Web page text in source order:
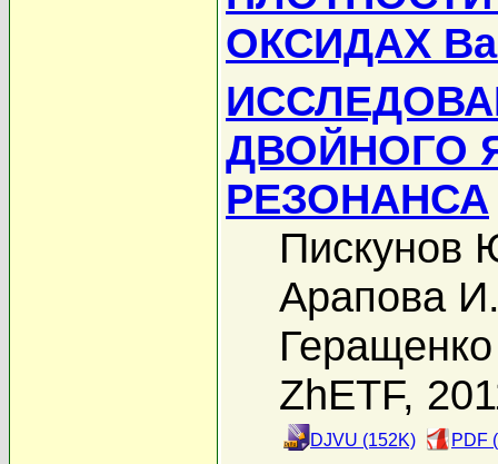
ОКСИДАХ
ДВОЙНОГО
РЕЗОНАНСА
Пискунов
Арапова
ZhETF,
DJVU (152K) PDF